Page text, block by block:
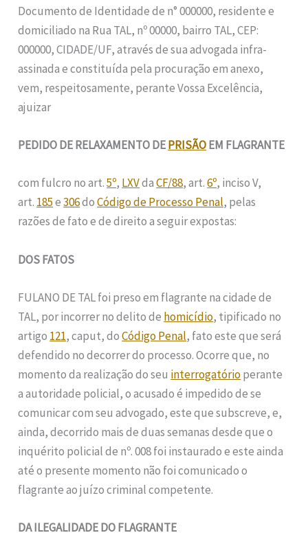
Documento de Identidade de n° 000000, residente e
domiciliado na Rua TAL, nº 00000, bairro TAL, CEP:
000000, CIDADE/UF, através de sua advogada infra-
assinada e constituída pela procuração em anexo,
vem, respeitosamente, perante Vossa Excelência,
ajuizar
PEDIDO DE RELAXAMENTO DEPRISÃOEM FLAGRANTE
com fulcro no art.5º, LXVdaCF/88, art.6º, inciso V,
art. 185e306doCódigo de Processo Penal, pelas
razões de fato e de direito a seguir expostas:
DOS FATOS
FULANO DE TAL foi preso em flagrante na cidade de
TAL, por incorrer no delito de homicídio, tipificado no
artigo 121, caput, doCódigo Penal, fato este que será
defendido no decorrer do processo. Ocorre que, no
momento da realização do seu interrogatórioperante
a autoridade policial, o acusado é impedido de se
comunicar com seu advogado, este que subscreve, e,
ainda, decorrido mais de duas semanas desde que o
inquérito policial de nº. 008 foi instaurado e este ainda
até o presente momento não foi comunicado o
flagrante ao juízo criminal competente.
DA ILEGALIDADE DO FLAGRANTE